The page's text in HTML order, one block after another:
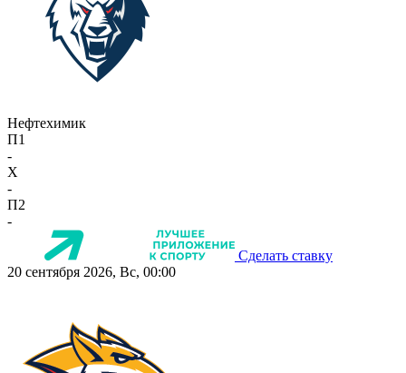
Нефтехимик
П1
-
X
-
П2
-
Сделать ставку
20 сентября 2026, Вс, 00:00